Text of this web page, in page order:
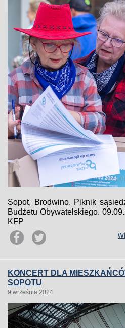
Sopot, Brodwino. Piknik
Budżetu Obywatelskiego.
KFP
KONCERT DLA
SOPOTU
9 września 2024